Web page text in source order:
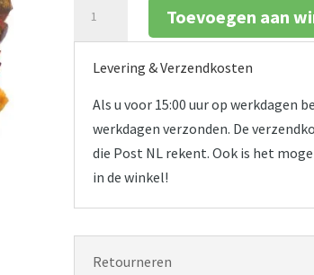
Toevoegen aan
Levering & Verzendkosten
Als u voor 15:00 uur op werkdagen
werkdagen verzonden. De
die Post NL rekent. Ook is het
in de winkel!
Retourneren